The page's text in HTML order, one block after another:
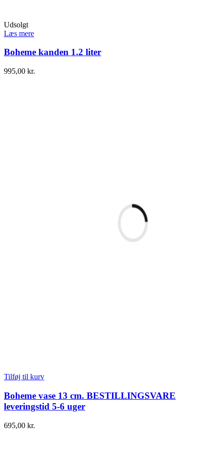
Udsolgt
Læs mere
Boheme kanden 1.2 liter
995,00 kr.
Tilføj til kurv
Boheme vase 13 cm. BESTILLINGSVARE
leveringstid 5-6 uger
695,00 kr.